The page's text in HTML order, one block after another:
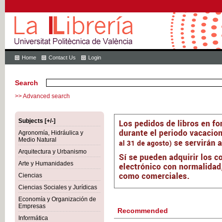
Home Contact Us Login
Search
>> Advanced search
Subjects [+/-]
Agronomía, Hidráulica y
Medio Natural
Arquitectura y Urbanismo
Arte y Humanidades
Ciencias
Ciencias Sociales y Jurídicas
Economía y Organización de
Empresas
Informática
Recommended